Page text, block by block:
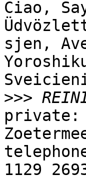
Ciao,
sjen,
>>>
private:
1129